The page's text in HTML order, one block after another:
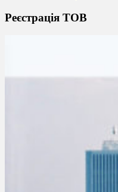
Реєстрація ТОВ